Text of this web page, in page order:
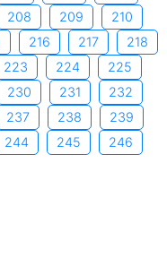
208 209
210
216 217
218
223 224
225
230 231
232
237 238
239
244 245
246